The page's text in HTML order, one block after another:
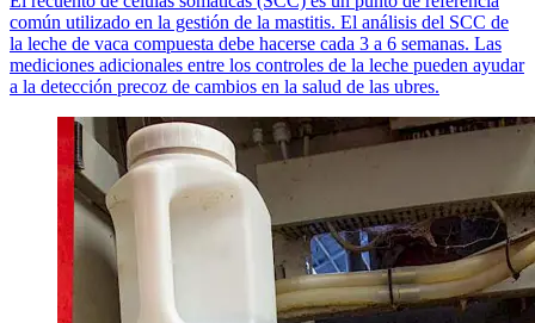
común utilizado en la gestión de la mastitis. El análisis del SCC de
la leche de vaca compuesta debe hacerse cada 3 a 6 semanas. Las
mediciones adicionales entre los controles de la leche pueden ayudar
a la detección precoz de cambios en la salud de las ubres.